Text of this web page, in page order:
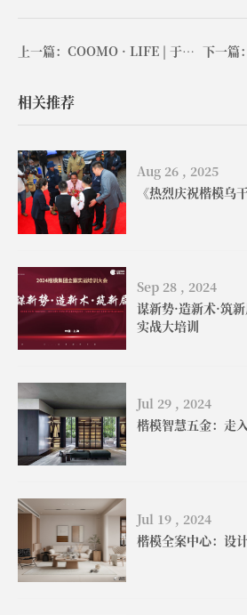
上一篇：COOMO · LIFE | 于简约中探寻生活真谛
相关推荐
Aug 26 , 2025
《热烈庆祝楷模乌
Sep 28 , 2024
谋新势·造新术·筑新局 | 2024楷模
实战大培训
Jul 29 , 2024
楷模智慧五金：走
Jul 19 , 2024
楷模全案中心：设